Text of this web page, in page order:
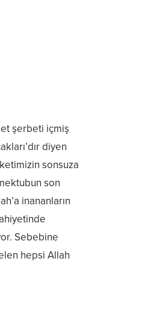
şerbeti içmiş
diyen
sonsuza
son
inananların
Sebebine
hepsi Allah